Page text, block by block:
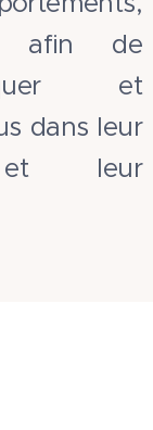
afin de
et
dans leur
et leur